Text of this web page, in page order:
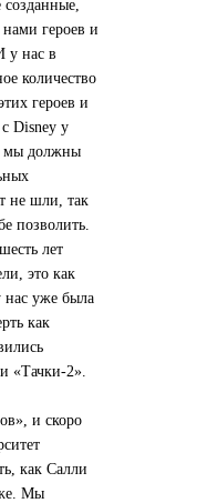
героев и
у нас в
количество
героев и
Disney у
мы должны
не шли, так
позволить.
лет
это как
нас уже была
как
«Тачки-2».
и скоро
как Салли
Мы